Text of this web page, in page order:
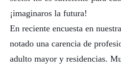
¡imaginaros la futura!
En reciente encuesta en
notado una carencia de
adulto mayor y residencias.